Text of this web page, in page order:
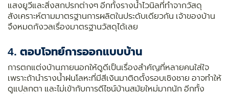
แสงยูวีและสิ่งสกปรกต่างๆ อีกทั้งรางน้ำไวนิลที่ทำจากวัสดุ
สังเคราะห์ตามมาตรฐานการผลิตในประดับเดียวกัน เจ้าของบ้าน
จึงหมดกังวลเรื่องมาตรฐานวัสดุได้เลย
4. ตอบโจทย์การออกแบบบ้าน
การตกแต่งบ้านภายนอกให้ดูดีเป็นเรื่องสำคัญที่หลายคนใส่ใจ
เพราะถ้านำรางน้ำฝนโลหะที่มีสีเงินมาติดตั้งรอบเชิงชาย อาจทำให้
ดูแปลกตา และไม่เข้ากับการดีไซน์บ้านสมัยใหม่มากนัก อีกทั้ง